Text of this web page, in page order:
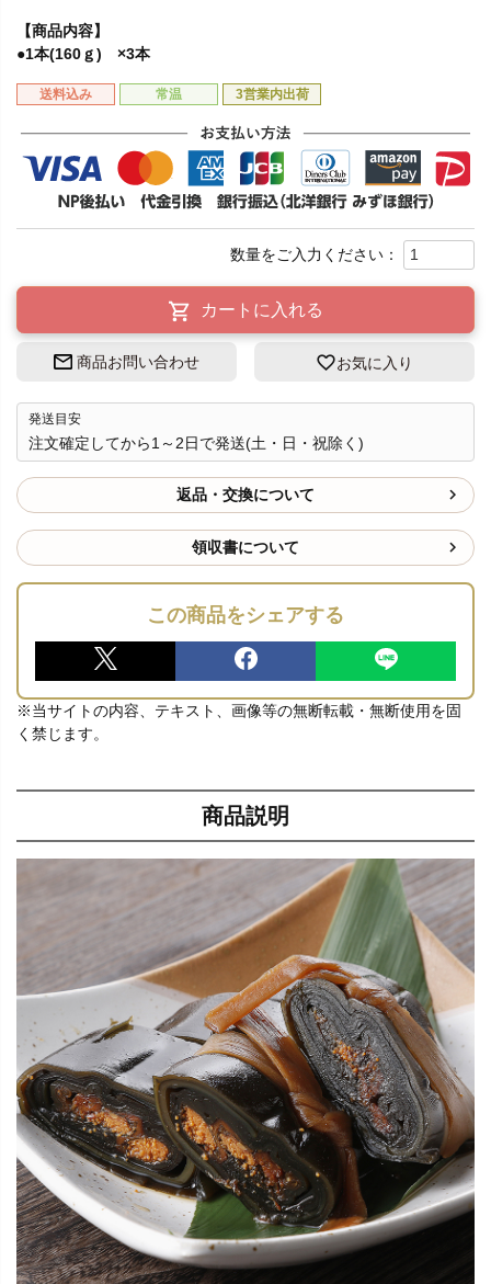
【商品内容】
●1本(160ｇ) ×3本
送料込み 常温 3営業内出荷
カートに入れる
商品お問い合わせ お気に入り
発送目安
注文確定してから1～2日で発送(土・日・祝除く)
返品・交換について
領収書について
この商品をシェアする
※当サイトの内容、テキスト、画像等の無断転載・無断使用を固
く禁じます。
商品説明